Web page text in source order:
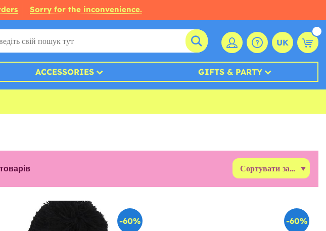
Sorry for the inconvenience.
UK
ACCESSORIES GIFTS & PARTY
товарів
-60% -60%